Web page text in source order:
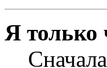
Я только